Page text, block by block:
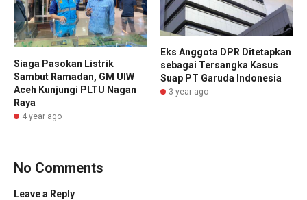
Siaga Pasokan Listrik
Sambut Ramadan, GM UIW
Aceh Kunjungi PLTU Nagan
Raya
4 year ago
Eks Anggota DPR Ditetapkan
sebagai Tersangka Kasus
Suap PT Garuda Indonesia
3 year ago
No Comments
Leave a Reply